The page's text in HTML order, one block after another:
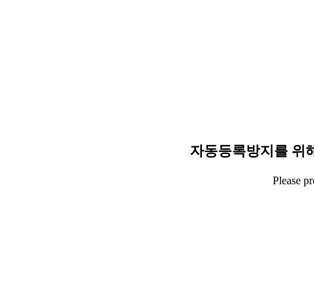
자동등록방지를 위
Please